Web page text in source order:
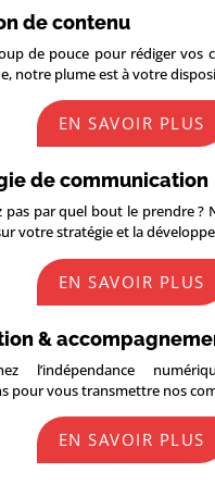
de contenu
de pouce pour rédiger vos
notre plume est à votre
EN SAVOIR PLUS
de communication
pas par quel bout le prendre ?
votre stratégie et la
EN SAVOIR PLUS
&
l’indépendance
pour vous transmettre nos
EN SAVOIR PLUS